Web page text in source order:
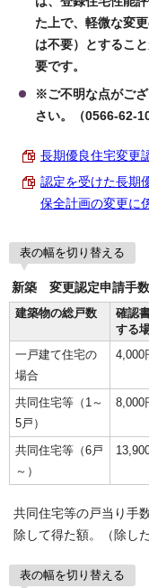
た上で、軽微な変
は不要）とするこ
要です。
※ご不明な点がご
さい。（0566-62-
長期優良住宅変更
認定を受けた長期
保全計画の変更に
表の幅を切り替える
新築 変更認定申請手
建築物の総戸数
確認
する
一戸建て住宅の
場合
4,000
共同住宅等（1～
5戸）
8,000
共同住宅等（6戸
～）
共同住宅等の戸当り手
除して得た額。（除し
表の幅を切り替える